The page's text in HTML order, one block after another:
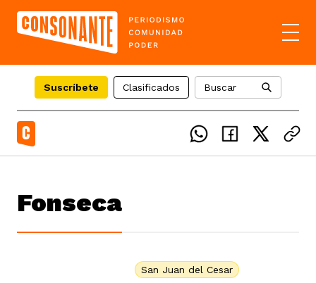
Suscríbete Clasificados Buscar
Fonseca
San Juan del Cesar
país
del Caguán